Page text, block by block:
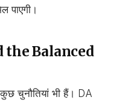
पाएगी।
the Balanced
चुनौतियां भी हैं। DA